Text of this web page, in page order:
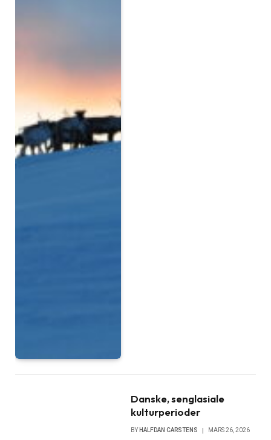
Danske, senglasiale
kulturperioder
BY HALFDAN CARSTENS MARS 26, 2026